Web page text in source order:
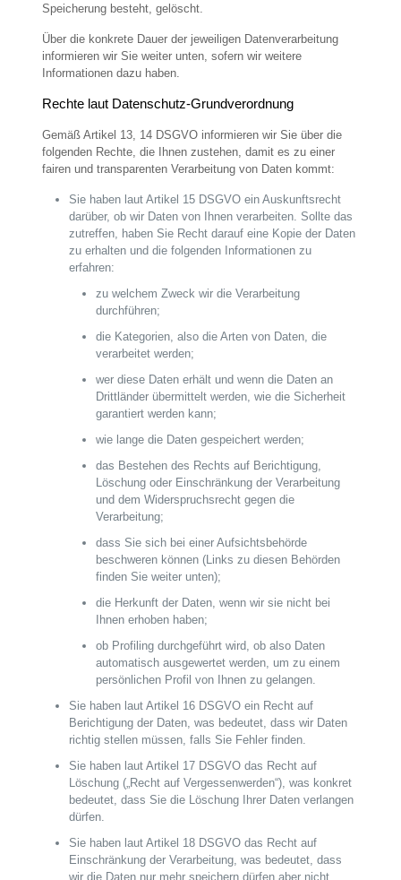
Speicherung besteht, gelöscht.
Über die konkrete Dauer der jeweiligen Datenverarbeitung
informieren wir Sie weiter unten, sofern wir weitere
Informationen dazu haben.
Rechte laut Datenschutz-Grundverordnung
Gemäß Artikel 13, 14 DSGVO informieren wir Sie über die
folgenden Rechte, die Ihnen zustehen, damit es zu einer
fairen und transparenten Verarbeitung von Daten kommt:
Sie haben laut Artikel 15 DSGVO ein Auskunftsrecht
darüber, ob wir Daten von Ihnen verarbeiten. Sollte das
zutreffen, haben Sie Recht darauf eine Kopie der Daten
zu erhalten und die folgenden Informationen zu
erfahren:
zu welchem Zweck wir die Verarbeitung
durchführen;
die Kategorien, also die Arten von Daten, die
verarbeitet werden;
wer diese Daten erhält und wenn die Daten an
Drittländer übermittelt werden, wie die Sicherheit
garantiert werden kann;
wie lange die Daten gespeichert werden;
das Bestehen des Rechts auf Berichtigung,
Löschung oder Einschränkung der Verarbeitung
und dem Widerspruchsrecht gegen die
Verarbeitung;
dass Sie sich bei einer Aufsichtsbehörde
beschweren können (Links zu diesen Behörden
finden Sie weiter unten);
die Herkunft der Daten, wenn wir sie nicht bei
Ihnen erhoben haben;
ob Profiling durchgeführt wird, ob also Daten
automatisch ausgewertet werden, um zu einem
persönlichen Profil von Ihnen zu gelangen.
Sie haben laut Artikel 16 DSGVO ein Recht auf
Berichtigung der Daten, was bedeutet, dass wir Daten
richtig stellen müssen, falls Sie Fehler finden.
Sie haben laut Artikel 17 DSGVO das Recht auf
Löschung („Recht auf Vergessenwerden“), was konkret
bedeutet, dass Sie die Löschung Ihrer Daten verlangen
dürfen.
Sie haben laut Artikel 18 DSGVO das Recht auf
Einschränkung der Verarbeitung, was bedeutet, dass
wir die Daten nur mehr speichern dürfen aber nicht